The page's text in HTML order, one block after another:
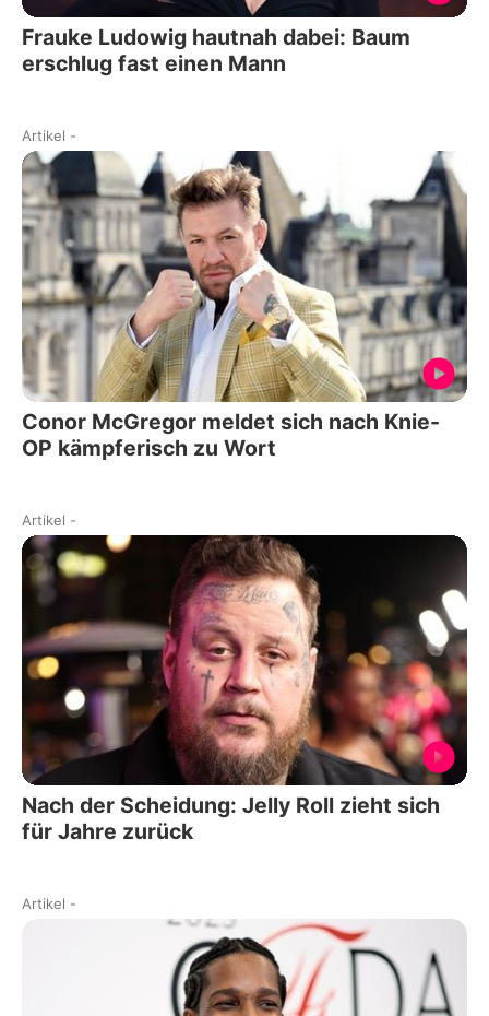
Frauke Ludowig hautnah dabei: Baum
erschlug fast einen Mann
Artikel -
Conor McGregor meldet sich nach Knie-
OP kämpferisch zu Wort
Artikel -
Nach der Scheidung: Jelly Roll zieht sich
für Jahre zurück
Artikel -